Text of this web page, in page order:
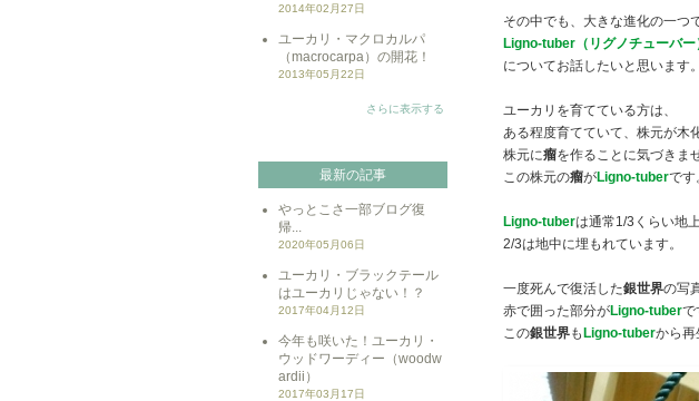
2014年02月27日
ユーカリ・マクロカルパ
（macrocarpa）の開花！
2013年05月22日
さらに表示する
最新の記事
やっとこさ一部ブログ復
帰...
2020年05月06日
ユーカリ・ブラックテール
はユーカリじゃない！？
2017年04月12日
今年も咲いた！ユーカリ・
ウッドワーディー（woodw
ardii）
2017年03月17日
その中でも、大きな進化の一つ
Ligno-tuber（リグノチューバー
についてお話したいと思います。
ユーカリを育てている方は、
ある程度育てていて、株元が木
株元に瘤を作ることに気づきま
この株元の瘤がLigno-tuberです
Ligno-tuberは通常1/3くらい地
2/3は地中に埋もれています。
一度死んで復活した銀世界の写
赤で囲った部分がLigno-tuberで
この銀世界も Ligno-tuberから再